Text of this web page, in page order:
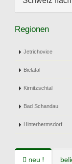
Regionen
Jetrichovice
Bielatal
Kirnitzschtal
Bad Schandau
Hinterhermsdorf
neu !